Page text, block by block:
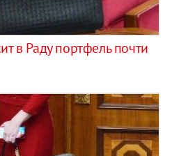
в Раду портфель почти